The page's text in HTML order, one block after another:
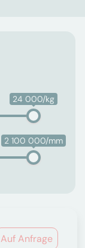
24 000/kg
2 100 000/mm
Auf Anfrage